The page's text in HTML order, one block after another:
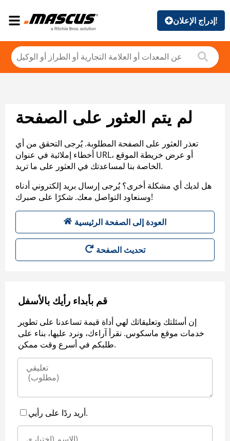
إدراج الإعلان!
لم يتم العثور على الصفحة
تعذر العثور على الصفحة المطلوبة. يُرجى التحقق من أي
أخطاء إملائية في عنوان URL، أو عرض خريطة الموقع
الخاصة بنا لمساعدتك في العثور على ما تريد.
هل لديك أي مشكلة أخرى؟ يُرجى إرسال بريد إلكتروني أدناه
وسنعاود التواصل معك. شكرًا على صبرك!
العودة إلى الصفحة الرئيسية
تحديث الصفحة
قم بأبداء رأيك بالأسفل
إن أسئلتك وتعليقاتك لهي أداة قيمة تساعدنا على تطوير
خدمات موقع ماسكوس. نقرأ آراءك، ونرد عليها، بناء على
طلبكم في أسرع وقت ممكن.
أريد ردًا على رأيي.